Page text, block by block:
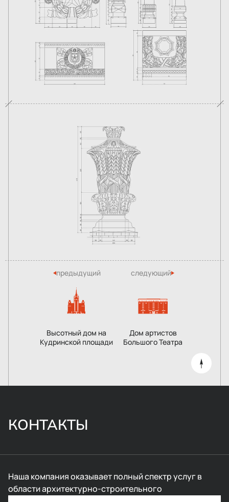
предыдущий
Высотный дом на
Кудринской площади
следующий
Дом артистов
Большого Театра
КОНТАКТЫ
Наша компания оказывает полный спектр услуг в
области архитектурно-строительного